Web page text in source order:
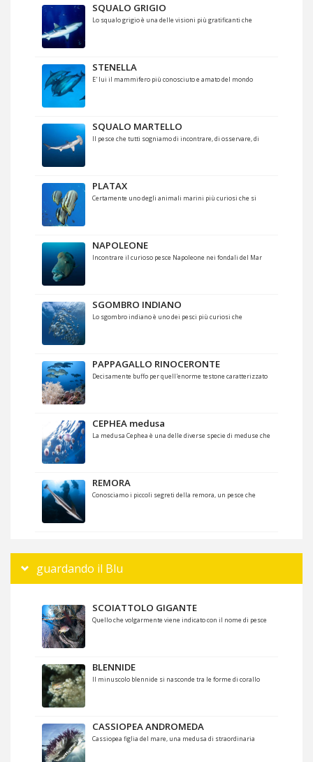
SQUALO GRIGIO
Lo squalo grigio è una delle visioni più gratificanti che
STENELLA
E' lui il mammifero più conosciuto e amato del mondo
SQUALO MARTELLO
Il pesce che tutti sogniamo di incontrare, di osservare, di
PLATAX
Certamente uno degli animali marini più curiosi che si
NAPOLEONE
Incontrare il curioso pesce Napoleone nei fondali del Mar
SGOMBRO INDIANO
Lo sgombro indiano è uno dei pesci più curiosi che
PAPPAGALLO RINOCERONTE
Decisamente buffo per quell'enorme testone caratterizzato
CEPHEA medusa
La medusa Cephea è una delle diverse specie di meduse che
REMORA
Conosciamo i piccoli segreti della remora, un pesce che
guardando il Blu
SCOIATTOLO GIGANTE
Quello che volgarmente viene indicato con il nome di pesce
BLENNIDE
Il minuscolo blennide si nasconde tra le forme di corallo
CASSIOPEA ANDROMEDA
Cassiopea figlia del mare, una medusa di straordinaria